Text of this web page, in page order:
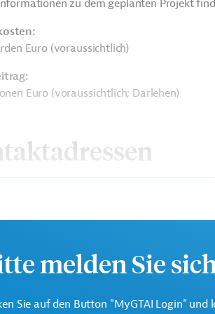
zu dem geplanten Projekt
Euro (voraussichtlich)
Euro (voraussichtlich; Darlehen)
Die EIB vertritt die
Investitionen in
a.s.
Projektträger
melden Sie
Sie auf den Button "MyGTAI Login" und